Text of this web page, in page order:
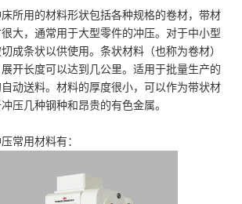
所用的材料形状包括各种规格的卷材，带材
大，通常用于大型零件的冲压。对于中小型
成条状以供使用。条状材料（也称为卷材）
开长度可以达到几公里。适用于批量生产的
动送料。材料的厚度很小，可以作为带状材
压几种钢种和昂贵的有色金属。
常用材料有：